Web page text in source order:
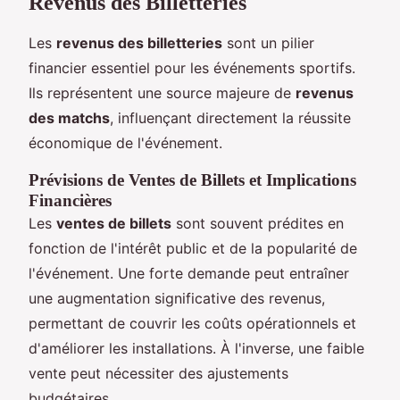
Les revenus des billetteries sont un pilier
financier essentiel pour les événements sportifs.
Ils représentent une source majeure de revenus
des matchs, influençant directement la réussite
économique de l'événement.
Prévisions de Ventes de Billets et Implications
Financières
Les ventes de billets sont souvent prédites en
fonction de l'intérêt public et de la popularité de
l'événement. Une forte demande peut entraîner
une augmentation significative des revenus,
permettant de couvrir les coûts opérationnels et
d'améliorer les installations. À l'inverse, une faible
vente peut nécessiter des ajustements